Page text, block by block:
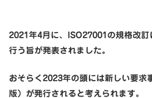
2021年4月に、ISO27001の規格改訂
行う旨が発表されました。
おそらく2023年の頭には新しい要求
版）が発行されると考えられます。